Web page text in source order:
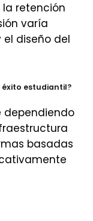
retención
varía
diseño del
estudiantil?
dependiendo
basadas